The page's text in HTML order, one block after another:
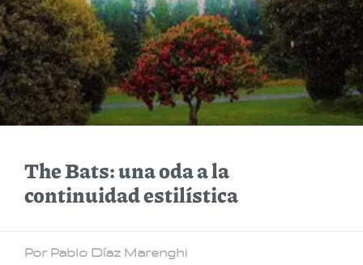
The‌ ‌Bats:‌ ‌una‌ ‌oda‌ ‌a‌ ‌la‌
‌continuidad‌ ‌estilística‌ ‌
Por Pablo Díaz Marenghi